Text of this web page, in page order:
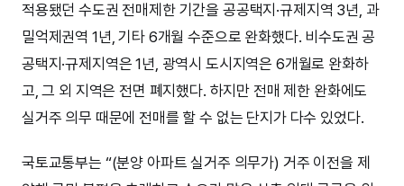
적용됐던 수도권 전매제한 기간을 공공택지·규제지역 3년, 과
밀억제권역 1년, 기타 6개월 수준으로 완화했다. 비수도권 공
공택지·규제지역은 1년, 광역시 도시지역은 6개월로 완화하
고, 그 외 지역은 전면 폐지했다. 하지만 전매 제한 완화에도
실거주 의무 때문에 전매를 할 수 없는 단지가 다수 있었다.
국토교통부는 “(분양 아파트 실거주 의무가) 거주 이전을 제